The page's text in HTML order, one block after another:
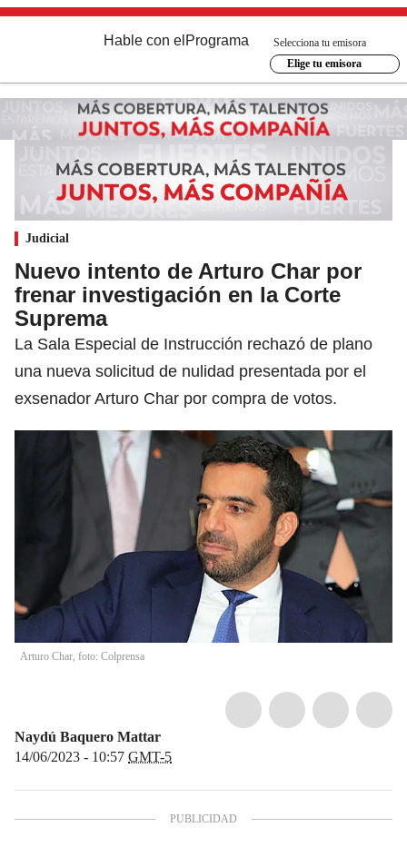
Hable con el Programa
Selecciona tu emisora
Elige tu emisora
Judicial
Nuevo intento de Arturo Char por
frenar investigación en la Corte
Suprema
La Sala Especial de Instrucción rechazó de plano
una nueva solicitud de nulidad presentada por el
exsenador Arturo Char por compra de votos.
Arturo Char, foto: Colprensa
Naydú Baquero Mattar
14/06/2023 - 10:57 GMT-5